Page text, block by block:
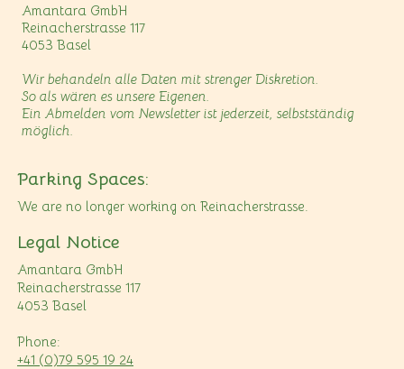
Amantara GmbH
Reinacherstrasse 117
4053 Basel
Wir behandeln alle Daten mit strenger Diskretion.
So als wären es unsere Eigenen.
Ein Abmelden vom Newsletter ist jederzeit, selbstständig
möglich.
Parking Spaces:
We are no longer working on Reinacherstrasse.
Legal Notice
Amantara GmbH
Reinacherstrasse 117
4053 Basel
Phone:
+41 (0)79 595 19 24